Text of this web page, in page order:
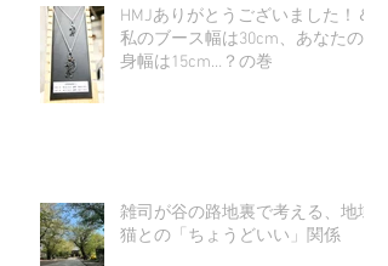
HMJありがとうございました！＆
私のブース幅は30cm、あなたの
身幅は15cm…？の巻
雑司が谷の路地裏で考える、地域
猫との「ちょうどいい」関係